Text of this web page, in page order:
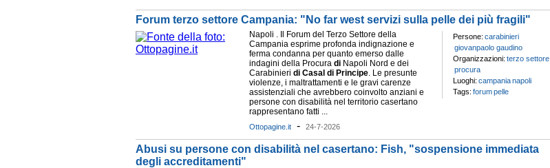
Forum terzo settore Campania: "No far west servizi sulla pelle dei più fragili"
Napoli . Il Forum del Terzo Settore della
Campania esprime profonda indignazione e
ferma condanna per quanto emerso dalle
indagini della Procura di Napoli Nord e dei
Carabinieri di Casal di Principe. Le presunte
violenze, i maltrattamenti e le gravi carenze
assistenziali che avrebbero coinvolto anziani e
persone con disabilità nel territorio casertano
rappresentano fatti ...
Ottopagine.it - 24-7-2026
Persone: carabinieri
giovanpaolo gaudino
Organizzazioni: terzo settore
procura
Luoghi: campanianapoli
Tags: forumpelle
Abusi su persone con disabilità nel casertano: Fish, "sospensione immediata
degli accreditamenti"